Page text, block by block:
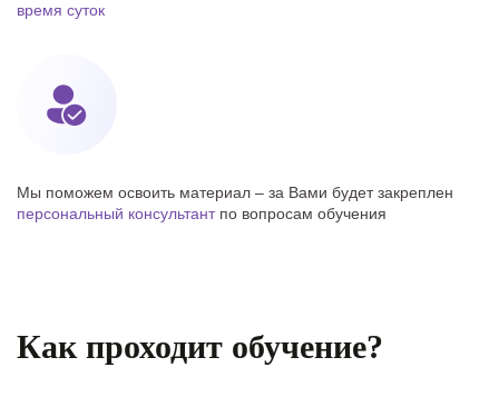
время суток
Мы поможем освоить материал – за Вами будет закреплен
персональный консультантпо вопросам обучения
Как проходит обучение?